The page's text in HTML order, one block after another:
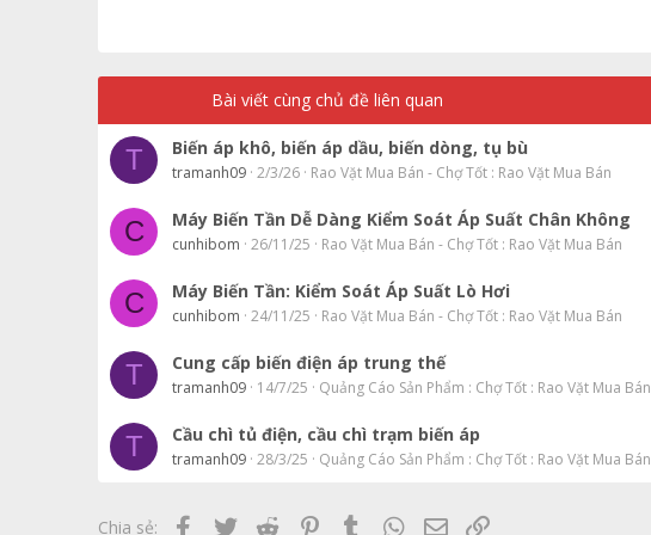
Bài viết cùng chủ đề liên quan
T Biến áp khô, biến áp dầu, biến dòng, tụ bù
tramanh09 2/3/26 Rao Vặt Mua Bán - Chợ Tốt : Rao Vặt Mua Bán
C Máy Biến Tần Dễ Dàng Kiểm Soát Áp Suất Chân Không
cunhibom 26/11/25 Rao Vặt Mua Bán - Chợ Tốt : Rao Vặt Mua Bán
C Máy Biến Tần: Kiểm Soát Áp Suất Lò Hơi
cunhibom 24/11/25 Rao Vặt Mua Bán - Chợ Tốt : Rao Vặt Mua Bán
T Cung cấp biến điện áp trung thế
tramanh09 14/7/25 Quảng Cáo Sản Phẩm : Chợ Tốt : Rao Vặt Mua Bán
T Cầu chì tủ điện, cầu chì trạm biến áp
tramanh09 28/3/25 Quảng Cáo Sản Phẩm : Chợ Tốt : Rao Vặt Mua Bán
Chia sẻ: Facebook
Twitter Reddit PinterestTumblr WhatsApp
Email